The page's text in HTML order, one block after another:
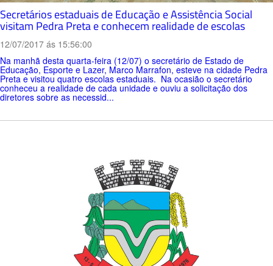
Secretários estaduais de Educação e Assistência Social
visitam Pedra Preta e conhecem realidade de escolas
12/07/2017 ás 15:56:00
Na manhã desta quarta-feira (12/07) o secretário de Estado de
Educação, Esporte e Lazer, Marco Marrafon, esteve na cidade Pedra
Preta e visitou quatro escolas estaduais. Na ocasião o secretário
conheceu a realidade de cada unidade e ouviu a solicitação dos
diretores sobre as necessid...